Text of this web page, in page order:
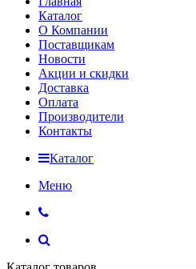
Каталог
О Компании
Поставщикам
Новости
Акции и скидки
Доставка
Оплата
Производители
Контакты
Каталог
Меню